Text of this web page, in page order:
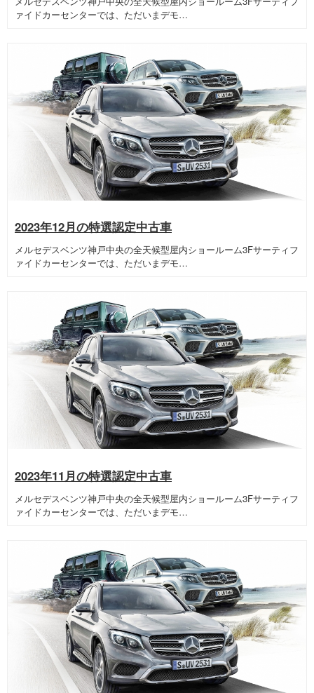
ァイドカーセンターでは、ただいまデモ…
2023年12月の特選認定中古車
メルセデスベンツ神戸中央の全天候型屋内ショールーム3Fサーティフ
ァイドカーセンターでは、ただいまデモ…
2023年11月の特選認定中古車
メルセデスベンツ神戸中央の全天候型屋内ショールーム3Fサーティフ
ァイドカーセンターでは、ただいまデモ…